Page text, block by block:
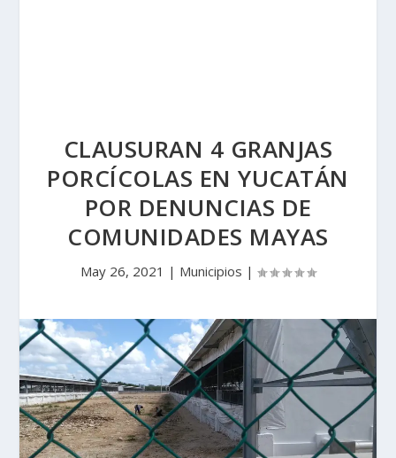
CLAUSURAN 4 GRANJAS
PORCÍCOLAS EN YUCATÁN
POR DENUNCIAS DE
COMUNIDADES MAYAS
May 26, 2021 | Municipios |